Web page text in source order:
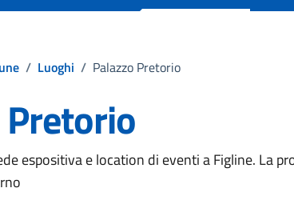
/ Luoghi / Palazzo Pretorio
espositiva e location di eventi a Figline. La